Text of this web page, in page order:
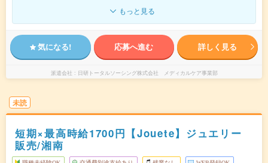
もっと見る
気になる! 応募へ進む 詳しく見る
派遣会社 日研トータルソーシング株式会社 メディカルケア事業部
未読
短期×最高時給1700円【Jouete】ジュエリー
販売/湘南